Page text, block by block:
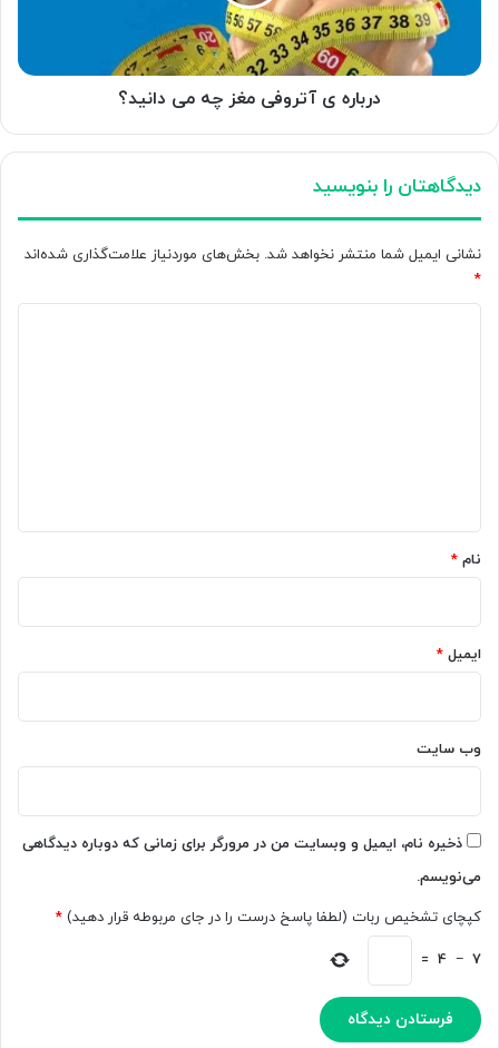
دانید؟
درباره ی آتروفی مغز چه می دانید؟
دیدگاهتان را بنویسید
نشانی ایمیل شما منتشر نخواهد شد. بخش‌های موردنیاز علامت‌گذاری شده‌اند
*
نام *
ایمیل *
وب‌ سایت
ذخیره نام، ایمیل و وبسایت من در مرورگر برای زمانی که دوباره دیدگاهی
می‌نویسم.
کپچای تشخیص ربات (لطفا پاسخ درست را در جای مربوطه قرار دهید) *
7
−
4
=